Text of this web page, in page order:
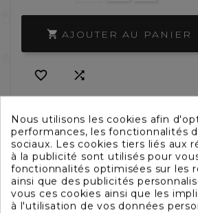
 AJOUTER AU PANIER
 
Nous utilisons les cookies afin
performances, les fonctionnalités
sociaux. Les cookies tiers liés aux
à la publicité sont utilisés pour
fonctionnalités optimisées sur les
ainsi que des publicités
vous ces cookies ainsi que les
à l'utilisation de vos données